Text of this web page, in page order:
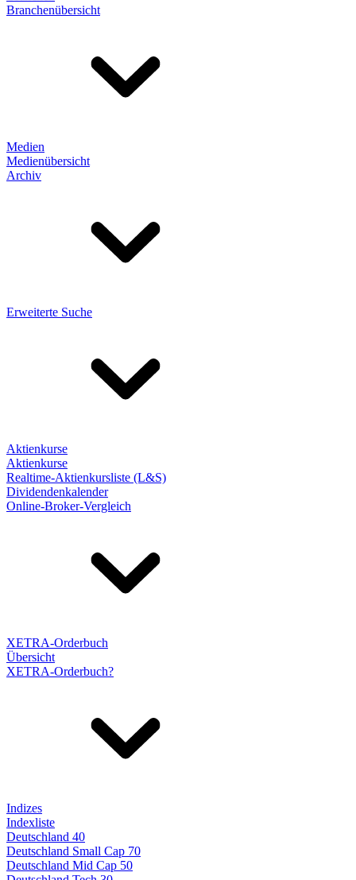
Branchenübersicht
Medien
Medienübersicht
Archiv
Erweiterte Suche
Aktienkurse
Aktienkurse
Realtime-Aktienkursliste (L&S)
Dividendenkalender
Online-Broker-Vergleich
XETRA-Orderbuch
Übersicht
XETRA-Orderbuch?
Indizes
Indexliste
Deutschland 40
Deutschland Small Cap 70
Deutschland Mid Cap 50